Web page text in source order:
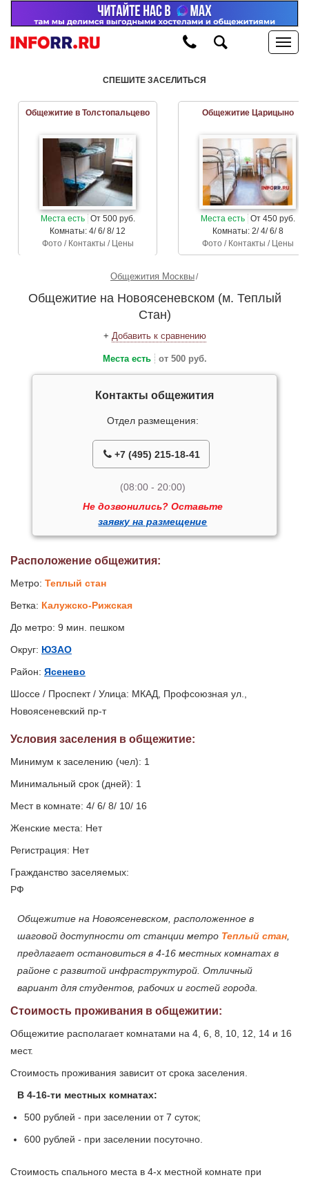
СПЕШИТЕ ЗАСЕЛИТЬСЯ
Общежитие в Толстопальцево
Места есть От 500 руб.
Комнаты: 4/ 6/ 8/ 12
Фото / Контакты / Цены
Общежитие Царицыно
Места есть От 450 руб.
Комнаты: 2/ 4/ 6/ 8
Фото / Контакты / Цены
Общежития Москвы
Общежитие на Новоясеневском (м. Теплый
Стан)
+ Добавить к сравнению
Места есть от 500 руб.
Контакты общежития
Отдел размещения:
+7 (495) 215-18-41
(08:00 - 20:00)
Не дозвонились? Оставьте
заявку на размещение
Расположение общежития:
Метро: Теплый стан
Ветка: Калужско-Рижская
До метро: 9 мин. пешком
Округ: ЮЗАО
Район: Ясенево
Шоссе / Проспект / Улица: МКАД, Профсоюзная ул.,
Новоясеневский пр-т
Условия заселения в общежитие:
Минимум к заселению (чел): 1
Минимальный срок (дней): 1
Мест в комнате: 4/ 6/ 8/ 10/ 16
Женские места: Нет
Регистрация: Нет
Гражданство заселяемых:
РФ
Общежитие на Новоясеневском, расположенное в
шаговой доступности от станции метро Теплый стан,
предлагает остановиться в 4-16 местных комнатах в
районе с развитой инфраструктурой. Отличный
вариант для студентов, рабочих и гостей города.
Стоимость проживания в общежитии:
Общежитие располагает комнатами на 4, 6, 8, 10, 12, 14 и 16
мест.
Стоимость проживания зависит от срока заселения.
В 4-16-ти местных комнатах:
500 рублей - при заселении от 7 суток;
600 рублей - при заселении посуточно.
Стоимость спального места в 4-х местной комнате при